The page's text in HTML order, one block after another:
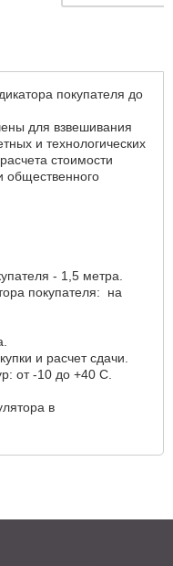
покупателя до
для взвешивания
и технологических
стоимости
общественного
- 1,5 метра.
покупателя: на
и расчет сдачи.
от -10 до +40 С.
в